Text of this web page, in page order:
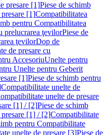
presare [1]Piese de schimb
[1]Compatibilitatea
pentru Compatibilitatea
prelucrarea ţevilorPiese de
ţevilorDop de
de presare cu
AccesoriuUnelte pentru
Unelte pentru Geberit
[1]Piese de schimb pentru
Compatibilitate unelte de
unelte de presare
[1] / [2]Piese de schimb
[1] / [2]Compatibilitate
pentru Compatibilitate
unelte de presare [3]Piese de